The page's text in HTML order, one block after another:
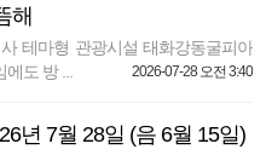
해
테마형 관광시설 태화강동굴피아
에도 방 ...
2026-07-28 오전 3:40
년 7월 28일 (음 6월 15일)